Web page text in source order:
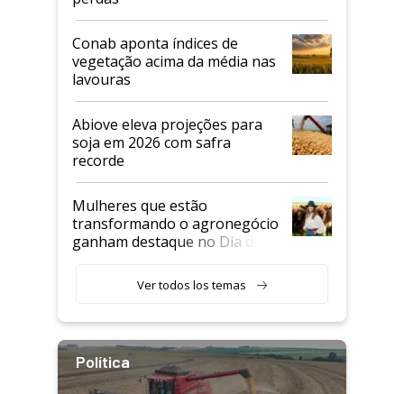
Conab aponta índices de
vegetação acima da média nas
lavouras
Abiove eleva projeções para
soja em 2026 com safra
recorde
Mulheres que estão
transformando o agronegócio
ganham destaque no Dia do
Ver todos los temas
Política